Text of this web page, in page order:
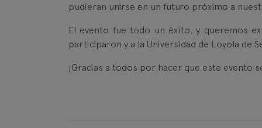
pudieran unirse en un futuro próximo a
El evento fue todo un éxito, y queremos
participaron y a la Universidad de Loyola de
¡Gracias a todos por hacer que este evento